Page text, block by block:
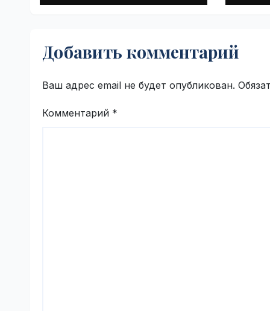
суппортами |
Добавить комментарий
Ваш адрес email не будет опубликован.
Комментарий *